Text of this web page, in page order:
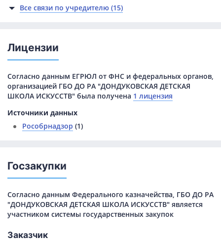
Все связи по учредителю (15)
Лицензии
Согласно данным ЕГРЮЛ от ФНС и федеральных органов,
организацией ГБО ДО РА "ДОНДУКОВСКАЯ ДЕТСКАЯ
ШКОЛА ИСКУССТВ" была получена 1 лицензия
Источники данных
Рособрнадзор (1)
Госзакупки
Согласно данным Федерального казначейства, ГБО ДО РА
"ДОНДУКОВСКАЯ ДЕТСКАЯ ШКОЛА ИСКУССТВ" является
участником системы государственных закупок
Заказчик